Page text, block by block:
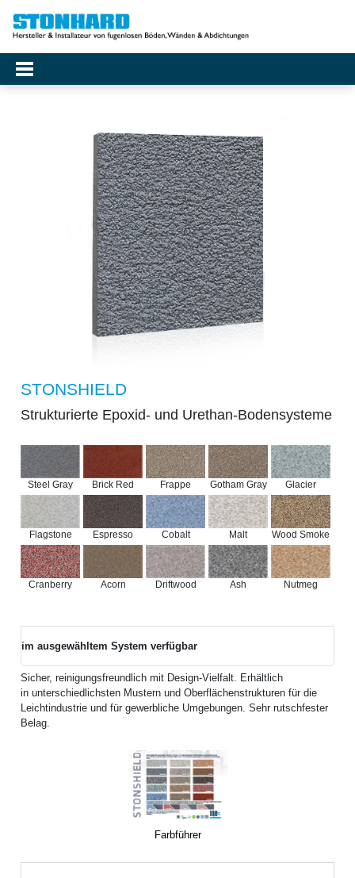
STONSHIELD
Strukturierte Epoxid- und Urethan-Bodensysteme
Steel Gray Brick Red Frappe Gotham Gray Glacier
Flagstone Espresso Cobalt Malt Wood Smoke
Cranberry Acorn Driftwood Ash Nutmeg
im ausgewähltem System verfügbar
Sicher, reinigungsfreundlich mit Design-Vielfalt. Erhältlich
in unterschiedlichsten Mustern und Oberflächenstrukturen für die
Leichtindustrie und für gewerbliche Umgebungen. Sehr rutschfester
Belag.
Farbführer